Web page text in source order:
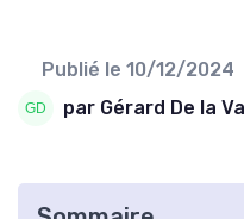
Publié le 10/12/2024
par Gérard De la